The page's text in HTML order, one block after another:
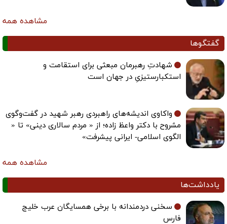
مشاهده همه
گفتگوها
شهادتِ رهبرمان مبعثی برای استقامت و
استکبارستیزیِ در جهان است
واکاوی اندیشه‌های راهبردی رهبر شهید در گفت‌وگوی
مشروح با دکتر واعظ زاده؛ از « مردم سالاری دینی» تا «
الگوی اسلامی- ایرانی پیشرفت»
مشاهده همه
یادداشت‌ها
سخنی دردمندانه با برخی همسایگان عرب خلیج
فارس